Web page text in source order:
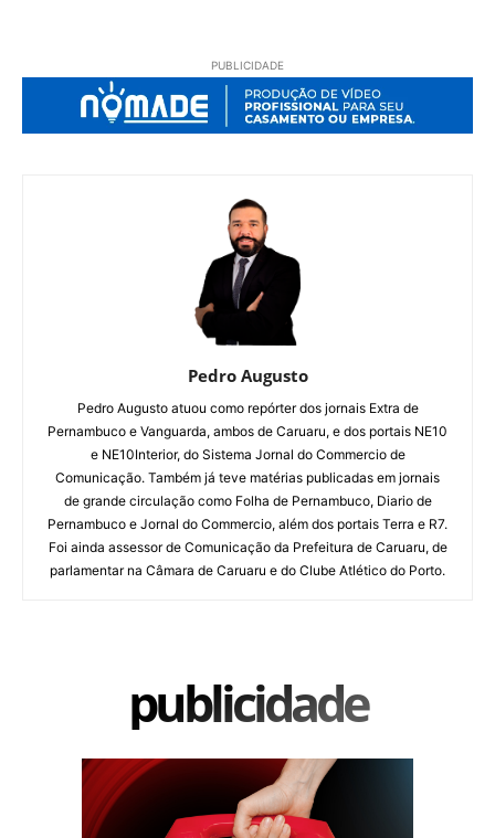
PUBLICIDADE
Pedro Augusto
Pedro Augusto atuou como repórter dos jornais Extra de
Pernambuco e Vanguarda, ambos de Caruaru, e dos portais NE10
e NE10Interior, do Sistema Jornal do Commercio de
Comunicação. Também já teve matérias publicadas em jornais
de grande circulação como Folha de Pernambuco, Diario de
Pernambuco e Jornal do Commercio, além dos portais Terra e R7.
Foi ainda assessor de Comunicação da Prefeitura de Caruaru, de
parlamentar na Câmara de Caruaru e do Clube Atlético do Porto.
publicidade